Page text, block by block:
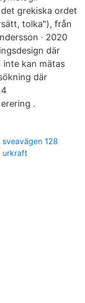
grekiska ordet
tolka"), från
· 2020
där
inte kan mätas
där
.
sveavägen 128
urkraft